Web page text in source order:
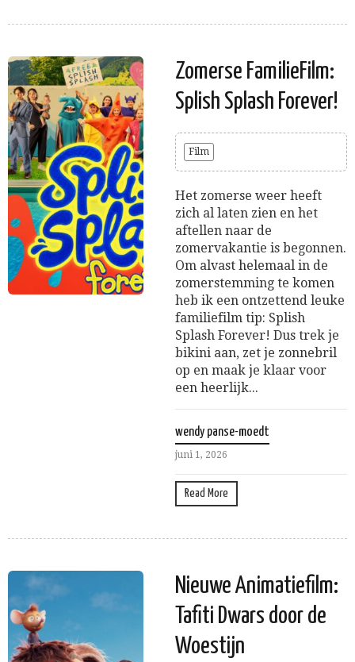
Zomerse FamilieFilm:
Splish Splash Forever!
Film
Het zomerse weer heeft
zich al laten zien en het
aftellen naar de
zomervakantie is begonnen.
Om alvast helemaal in de
zomerstemming te komen
heb ik een ontzettend leuke
familiefilm tip: Splish
Splash Forever! Dus trek je
bikini aan, zet je zonnebril
op en maak je klaar voor
een heerlijk...
wendy panse-moedt
juni 1, 2026
Read More
Nieuwe Animatiefilm:
Tafiti Dwars door de
Woestijn